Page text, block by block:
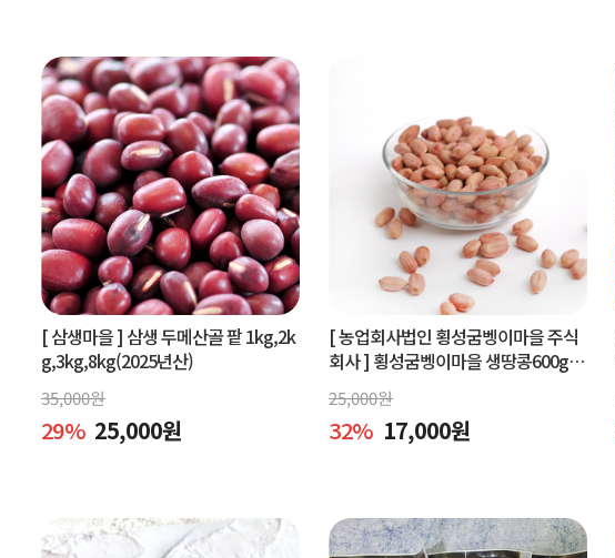
[ 삼생마을 ] 삼생 두메산골 팥 1kg,2k
g,3kg,8kg(2025년산)
35,000원
29% 25,000원
[ 농업회사법인 횡성굼벵이마을 주식
회사 ] 횡성굼벵이마을 생땅콩600g.
볶은땅콩600g, 빨간생땅콩600g
25,000원
32% 17,000원